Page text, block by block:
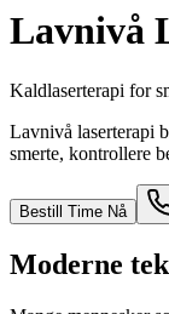
Lavnivå
Kaldlaserterapi for
Lavnivå laserterapi
smerte, kontrollere
Bestill Time Nå
Moderne